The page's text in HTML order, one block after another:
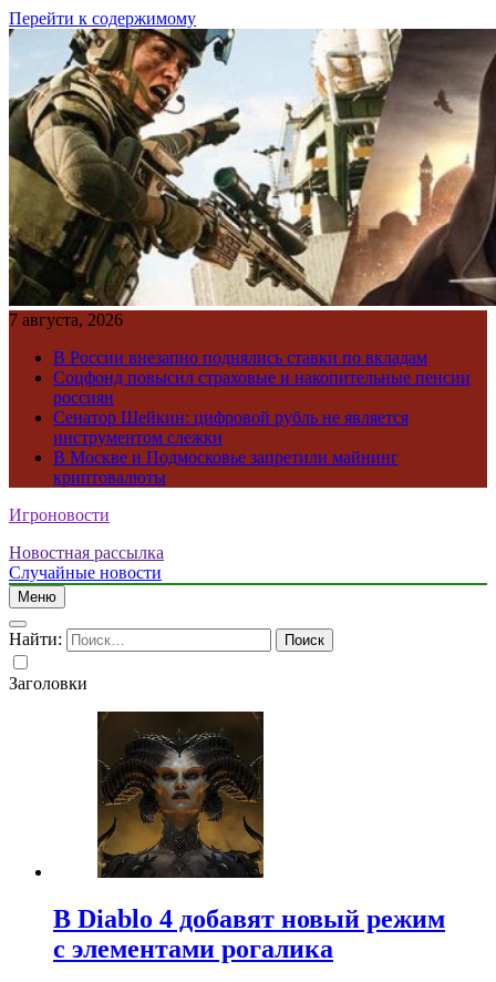
Перейти к содержимому
7 августа, 2026
В России внезапно поднялись ставки по вкладам
Соцфонд повысил страховые и накопительные пенсии
россиян
Сенатор Шейкин: цифровой рубль не является
инструментом слежки
В Москве и Подмосковье запретили майнинг
криптовалюты
Игроновости
Новостная рассылка
Случайные новости
Меню
Найти:
Заголовки
В Diablo 4 добавят новый режим
с элементами рогалика